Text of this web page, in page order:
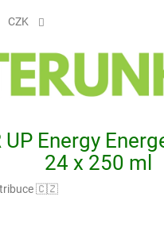
CZK
UP Energy
24 x 250 ml
🇨🇿